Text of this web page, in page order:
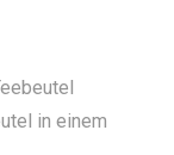
in einem